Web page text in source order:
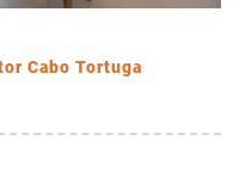
Cabo Tortuga